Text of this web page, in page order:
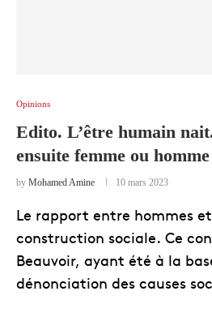
Opinions
Edito. L’être humain
ensuite femme ou homme
by Mohamed Amine 10 mars 2023
Le rapport entre hommes
construction sociale. Ce
Beauvoir, ayant été à la
dénonciation des causes